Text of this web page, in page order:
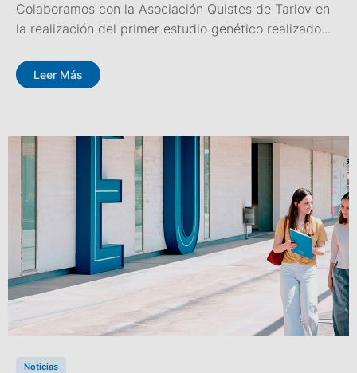
Colaboramos con la Asociación Quistes de Tarlov en
la realización del primer estudio genético realizado...
Leer Más
Noticias